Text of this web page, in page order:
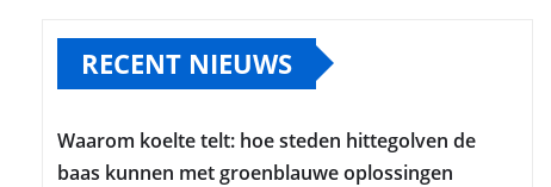
RECENT NIEUWS
Waarom koelte telt: hoe steden hittegolven de
baas kunnen met groenblauwe oplossingen